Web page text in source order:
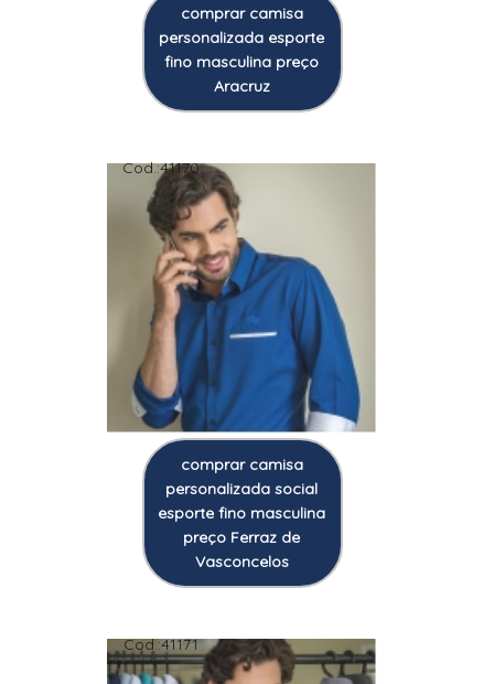
comprar camisa
personalizada esporte
fino masculina preço
Aracruz
Cod.:41170
comprar camisa
personalizada social
esporte fino masculina
preço Ferraz de
Vasconcelos
Cod.:41171